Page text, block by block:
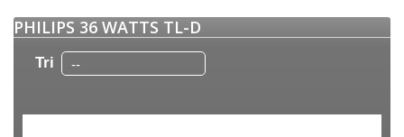
PHILIPS 36 WATTS TL-D
Tri --